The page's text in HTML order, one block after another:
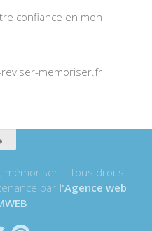
confiance en mon
memoriser.fr
mémoriser | Tous droits
par l'Agence web